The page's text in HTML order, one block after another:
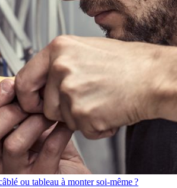
ou tableau à monter soi-même ?